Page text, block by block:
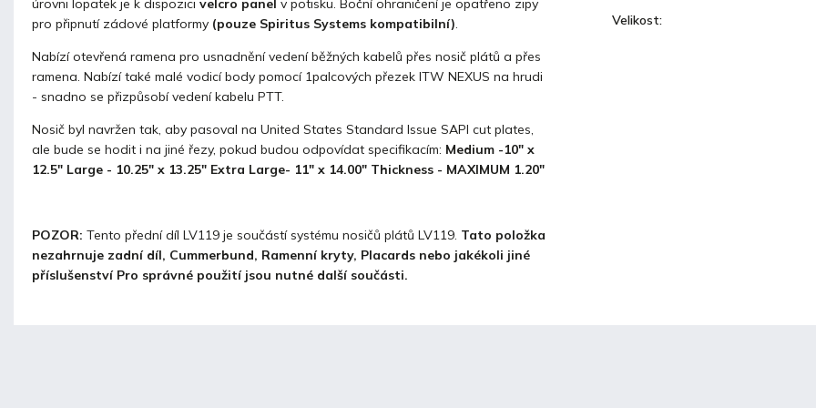
úrovni lopatek je k dispozici velcro panel v potisku. Boční ohraničení je opatřeno zipy
pro připnutí zádové platformy (pouze Spiritus Systems kompatibilní).
Nabízí otevřená ramena pro usnadnění vedení běžných kabelů přes nosič plátů a přes
ramena. Nabízí také malé vodicí body pomocí 1palcových přezek ITW NEXUS na hrudi
- snadno se přizpůsobí vedení kabelu PTT.
Nosič byl navržen tak, aby pasoval na United States Standard Issue SAPI cut plates,
ale bude se hodit i na jiné řezy, pokud budou odpovídat specifikacím: Medium -10" x
12.5" Large - 10.25" x 13.25" Extra Large- 11" x 14.00" Thickness - MAXIMUM 1.20"
POZOR: Tento přední díl LV119 je součástí systému nosičů plátů LV119. Tato položka
nezahrnuje zadní díl, Cummerbund, Ramenní kryty, Placards nebo jakékoli jiné
příslušenství Pro správné použití jsou nutné další součásti.
Velikost: